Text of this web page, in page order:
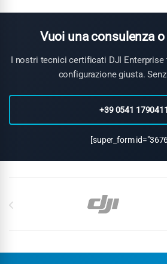
Vuoi una consulenza
I nostri tecnici certificati DJI
configurazione giusta.
+39 0541 1790411
[super_form